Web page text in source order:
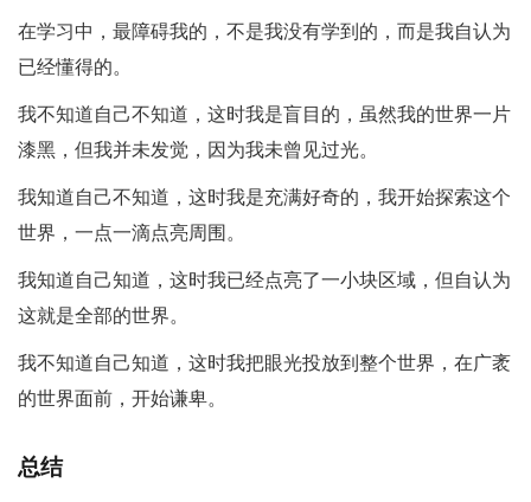
在学习中，最障碍我的，不是我没有学到的，而是我自认为
已经懂得的。
我不知道自己不知道，这时我是盲目的，虽然我的世界一片
漆黑，但我并未发觉，因为我未曾见过光。
我知道自己不知道，这时我是充满好奇的，我开始探索这个
世界，一点一滴点亮周围。
我知道自己知道，这时我已经点亮了一小块区域，但自认为
这就是全部的世界。
我不知道自己知道，这时我把眼光投放到整个世界，在广袤
的世界面前，开始谦卑。
总结